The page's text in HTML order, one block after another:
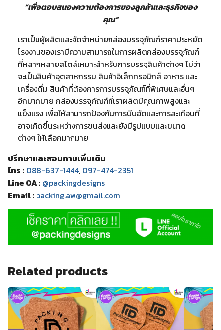
“เพื่อตอบสนองความต้องการของลูกค้าและธุรกิจของ
คุณ”
เราเป็นผู้ผลิตและจัดจำหน่ายกล่องบรรจุภัณฑ์ราคาประหยัด
โรงงานของเรามีความสามารถในการผลิตกล่องบรรจุภัณฑ์
ที่หลากหลายสไตล์เหมาะสำหรับการบรรจุสินค้าต่างๆ ไม่ว่า
จะเป็นสินค้าอุตสาหกรรม สินค้าอิเล็กทรอนิกส์ อาหาร และ
เครื่องดื่ม สินค้าที่ต้องการการบรรจุภัณฑ์ที่พิเศษและอื่นๆ
อีกมากมาย กล่องบรรจุภัณฑ์ที่เราผลิตมีคุณภาพสูงและ
แข็งแรง เพื่อให้สามารถป้องกันการบีบอัดและการสะเทือนที่
อาจเกิดขึ้นระหว่างการขนส่งและยังมีรูปแบบและขนาด
ต่างๆ ให้เลือกมากมาย
ปรึกษาและสอบถามเพิ่มเติม
โทร : 088-637-1444, 097-474-2351
Line OA : @packingdesigns
Email : packing.aw@gmail.com
Related products